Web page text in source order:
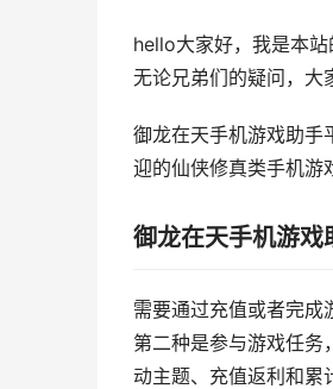
hello大家好，我是本
无论兄弟们的疑问，大
御龙在天手机游戏助手
迎的仙侠修真类手机游
御龙在天手机游戏
需要通过充值或者完成
第二种是参与游戏任务
动主题、充值返利和累